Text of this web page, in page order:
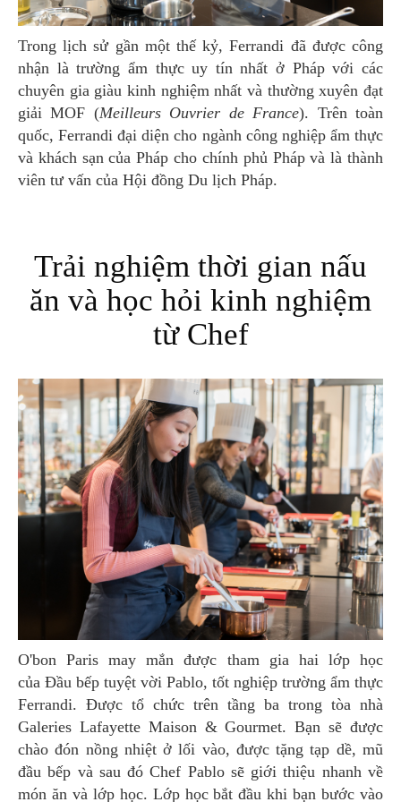
Trong lịch sử gần một thế kỷ, Ferrandi đã được công
nhận là trường ẩm thực uy tín nhất ở Pháp với các
chuyên gia giàu kinh nghiệm nhất và thường xuyên đạt
giải MOF (Meilleurs Ouvrier de France). Trên toàn
quốc, Ferrandi đại diện cho ngành công nghiệp ẩm thực
và khách sạn của Pháp cho chính phủ Pháp và là thành
viên tư vấn của Hội đồng Du lịch Pháp.
Trải nghiệm thời gian nấu
ăn và học hỏi kinh nghiệm
từ Chef
O'bon Paris may mắn được tham gia hai lớp học
của Đầu bếp tuyệt vời Pablo, tốt nghiệp trường ẩm thực
Ferrandi. Được tổ chức trên tầng ba trong tòa nhà
Galeries Lafayette Maison & Gourmet. Bạn sẽ được
chào đón nồng nhiệt ở lối vào, được tặng tạp dề, mũ
đầu bếp và sau đó Chef Pablo sẽ giới thiệu nhanh về
món ăn và lớp học. Lớp học bắt đầu khi bạn bước vào